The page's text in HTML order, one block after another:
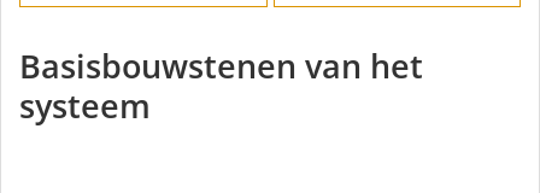
Basisbouwstenen van het
systeem